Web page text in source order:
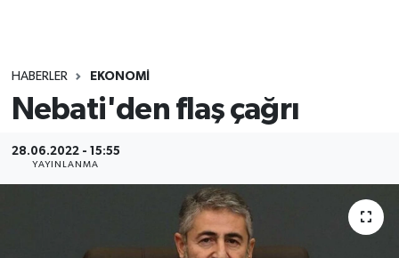
HABERLER EKONOMI
Nebati'den flaş çağrı
28.06.2022 - 15:55
YAYINLANMA
Gündem
Kültür
Tüm Manşetler
Son Dakika Haberleri